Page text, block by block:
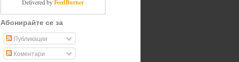
Delivered byFeedBurner
Абонирайте се за
Публикации
Коментари